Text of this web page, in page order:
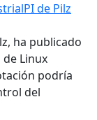
de Pilz
ha publicado
Linux
podría
del